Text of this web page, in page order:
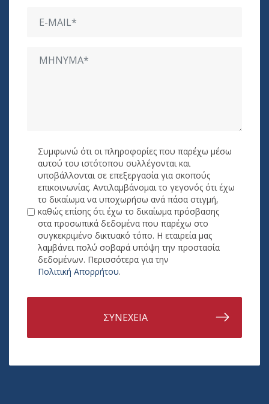
Συμφωνώ ότι οι πληροφορίες που παρέχω μέσω
αυτού του ιστότοπου συλλέγονται και
υποβάλλονται σε επεξεργασία για σκοπούς
επικοινωνίας. Αντιλαμβάνομαι το γεγονός ότι έχω
το δικαίωμα να υποχωρήσω ανά πάσα στιγμή,
καθώς επίσης ότι έχω το δικαίωμα πρόσβασης
στα προσωπικά δεδομένα που παρέχω στο
συγκεκριμένο δικτυακό τόπο. Η εταιρεία μας
λαμβάνει πολύ σοβαρά υπόψη την προστασία
δεδομένων. Περισσότερα για την
Πολιτική Απορρήτου.
ΣΥΝΕΧΕΙΑ